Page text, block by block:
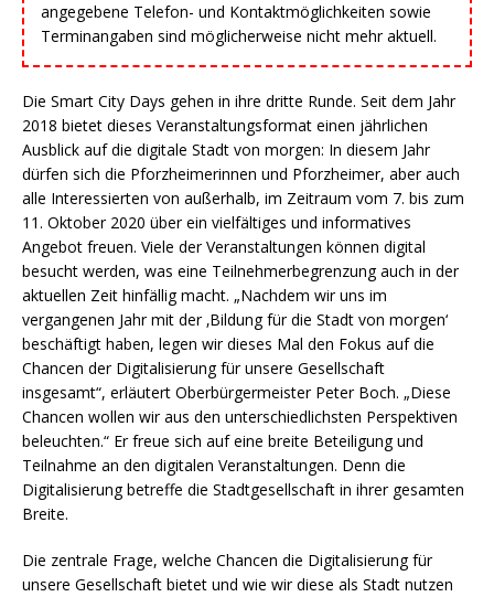
angegebene Telefon- und Kontaktmöglichkeiten sowie
Terminangaben sind möglicherweise nicht mehr aktuell.
Die Smart City Days gehen in ihre dritte Runde. Seit dem Jahr
2018 bietet dieses Veranstaltungsformat einen jährlichen
Ausblick auf die digitale Stadt von morgen: In diesem Jahr
dürfen sich die Pforzheimerinnen und Pforzheimer, aber auch
alle Interessierten von außerhalb, im Zeitraum vom 7. bis zum
11. Oktober 2020 über ein vielfältiges und informatives
Angebot freuen. Viele der Veranstaltungen können digital
besucht werden, was eine Teilnehmerbegrenzung auch in der
aktuellen Zeit hinfällig macht. „Nachdem wir uns im
vergangenen Jahr mit der ‚Bildung für die Stadt von morgen‘
beschäftigt haben, legen wir dieses Mal den Fokus auf die
Chancen der Digitalisierung für unsere Gesellschaft
insgesamt“, erläutert Oberbürgermeister Peter Boch. „Diese
Chancen wollen wir aus den unterschiedlichsten Perspektiven
beleuchten.“ Er freue sich auf eine breite Beteiligung und
Teilnahme an den digitalen Veranstaltungen. Denn die
Digitalisierung betreffe die Stadtgesellschaft in ihrer gesamten
Breite.
Die zentrale Frage, welche Chancen die Digitalisierung für
unsere Gesellschaft bietet und wie wir diese als Stadt nutzen